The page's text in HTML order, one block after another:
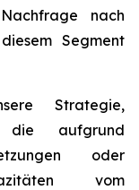
nach
Segment
Strategie,
die aufgrund
oder
vom